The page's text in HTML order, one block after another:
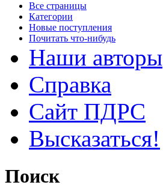
Все страницы
Категории
Новые поступления
Почитать что-нибудь
Наши авторы
Справка
Сайт ПДРС
Высказаться!
Поиск